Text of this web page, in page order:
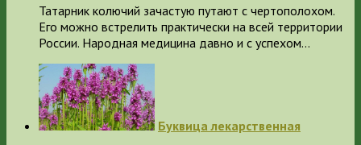
Татарник колючий зачастую путают с чертополохом.
Его можно встрелить практически на всей территории
России. Народная медицина давно и с успехом…
Буквица лекарственная